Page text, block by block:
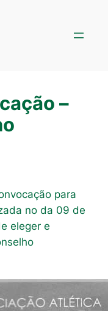
–
para
no da 09 de
eleger e